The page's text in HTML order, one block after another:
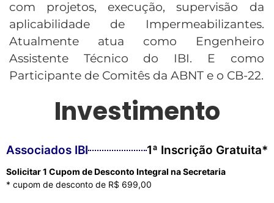
com projetos, execução, supervisão da
aplicabilidade de Impermeabilizantes.
Atualmente atua como Engenheiro
Assistente Técnico do IBI. E como
Participante de Comitês da ABNT e o CB-22.
Investimento
Associados IBI 1ª Inscrição Gratuita*
Solicitar 1 Cupom de Desconto Integral na Secretaria
* cupom de desconto de R$ 699,00